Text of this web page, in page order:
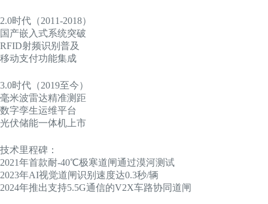
2.0时代（2011-2018）
国产嵌入式系统突破
RFID射频识别普及
移动支付功能集成
3.0时代（2019至今）
毫米波雷达精准测距
数字孪生运维平台
光伏储能一体机上市
技术里程碑：
2021年首款耐-40℃极寒道闸通过漠河测试
2023年AI视觉道闸识别速度达0.3秒/辆
2024年推出支持5.5G通信的V2X车路协同道闸